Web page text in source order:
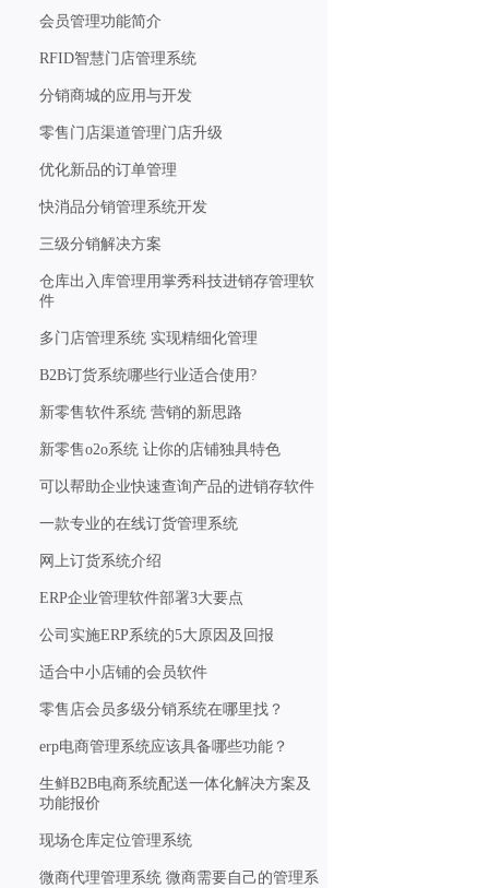
会员管理功能简介
RFID智慧门店管理系统
分销商城的应用与开发
零售门店渠道管理门店升级
优化新品的订单管理
快消品分销管理系统开发
三级分销解决方案
仓库出入库管理用掌秀科技进销存管理软
件
多门店管理系统 实现精细化管理
B2B订货系统哪些行业适合使用?
新零售软件系统 营销的新思路
新零售o2o系统 让你的店铺独具特色
可以帮助企业快速查询产品的进销存软件
一款专业的在线订货管理系统
网上订货系统介绍
ERP企业管理软件部署3大要点
公司实施ERP系统的5大原因及回报
适合中小店铺的会员软件
零售店会员多级分销系统在哪里找？
erp电商管理系统应该具备哪些功能？
生鲜B2B电商系统配送一体化解决方案及
功能报价
现场仓库定位管理系统
微商代理管理系统 微商需要自己的管理系